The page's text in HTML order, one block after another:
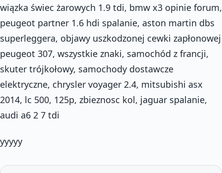
wiązka świec żarowych 1.9 tdi, bmw x3 opinie forum,
peugeot partner 1.6 hdi spalanie, aston martin dbs
superleggera, objawy uszkodzonej cewki zapłonowej
peugeot 307, wszystkie znaki, samochód z francji,
skuter trójkołowy, samochody dostawcze
elektryczne, chrysler voyager 2.4, mitsubishi asx
2014, lc 500, 125p, zbieznosc kol, jaguar spalanie,
audi a6 2 7 tdi
yyyyy